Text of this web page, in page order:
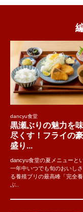
dancyu食堂
黒瀬ぶりの魅力を
尽くす！フライの
盛り...
dancyu食堂の夏メニューと
一年中いつでも旬のおいし
る養殖ブリの最高峰「完全
ぶ..